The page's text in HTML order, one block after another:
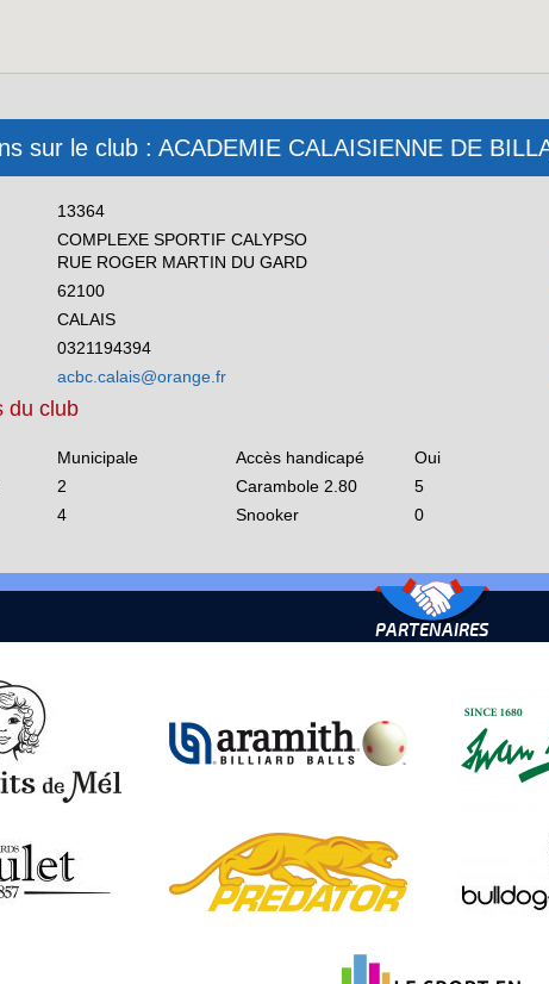
sur le club : ACADEMIE CALAISIENNE DE
13364
COMPLEXE SPORTIF CALYPSO
RUE ROGER MARTIN DU GARD
62100
CALAIS
0321194394
acbc.calais@orange.fr
du club
Municipale Accès handicapé
Oui
2 Carambole 2.80 5
4 Snooker 0
PARTENAIRES